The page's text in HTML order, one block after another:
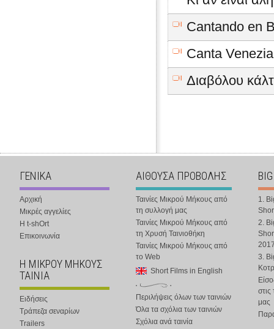
Cantando en
Canta
Διαβόλου
ΓΕΝΙΚΑ
Αρχική
Μικρές αγγελίες
Η t-shOrt
Επικοινωνία
Η ΜΙΚΡΟΥ ΜΗΚΟΥΣ
ΤΑΙΝΙΑ
Ειδήσεις
Τράπεζα σεναρίων
Trailers
ΑΙΘΟΥΣΑ ΠΡΟΒΟΛΗΣ
Ταινίες Μικρού Μήκους από
τη συλλογή μας
Ταινίες Μικρού Μήκους από
τη Χρυσή Ταινιοθήκη
Ταινίες Μικρού Μήκους από
το Web
Short Films in English
Περιλήψεις όλων των ταινιών
Όλα τα σχόλια των ταινιών
Σχόλια ανά ταινία
1.
2.
3.
στις
μας